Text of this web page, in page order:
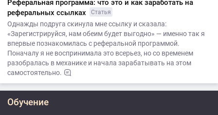
Реферальная программа: что это и как заработать на
реферальных ссылках
Статья
Однажды подруга скинула мне ссылку и сказала:
«Зарегистрируйся, нам обеим будет выгодно» — именно так я
впервые познакомилась с реферальной программой.
Поначалу я не воспринимала это всерьез, но со временем
разобралась в механике и начала зарабатывать на этом
самостоятельно.
Обучение